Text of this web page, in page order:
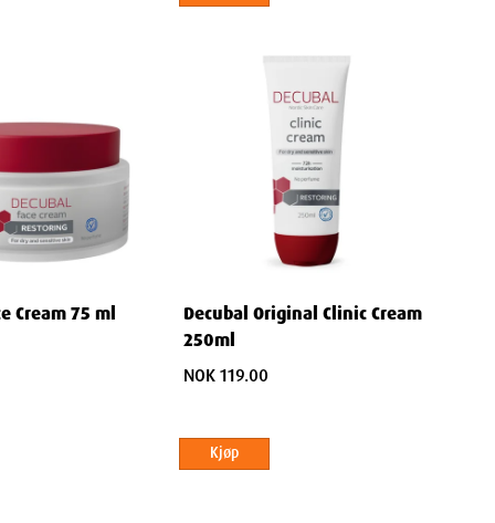
Cream 75 ml
Decubal Original Clinic Cream
250ml
NOK 119.00
Kjøp